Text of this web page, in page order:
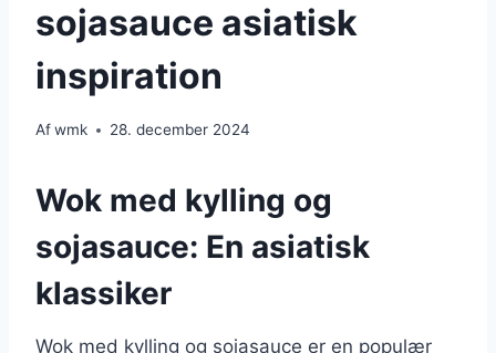
sojasauce asiatisk
inspiration
Afwmk 28. december 2024
Wok med kylling og
sojasauce: En asiatisk
klassiker
Wok med kylling og sojasauce er en populær